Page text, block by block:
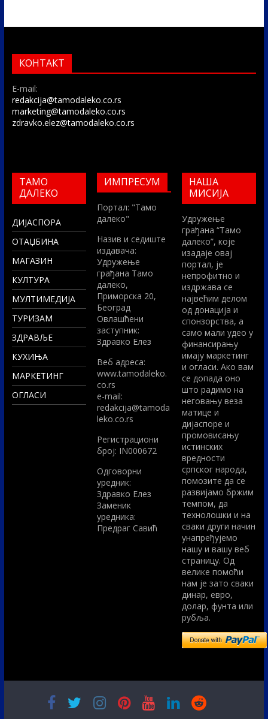
КОНТАКТ
E-mail:
redakcija@tamodaleko.co.rs
marketing@tamodaleko.co.rs
zdravko.elez@tamodaleko.co.rs
ТАМО
ДАЛЕКО
ДИЈАСПОРА
ОТАЏБИНА
МАГАЗИН
КУЛТУРА
МУЛТИМЕДИЈА
ТУРИЗАМ
ЗДРАВЉЕ
КУХИЊА
МАРКЕТИНГ
ОГЛАСИ
ИМПРЕСУМ
Портал: "Тамо
далеко"
Назив и седиште
издавача:
Удружење
грађана Тамо
далеко,
Приморска 20,
Београд
Овлашћени
заступник:
Здравко Елез
Вeб адреса:
www.tamodaleko.
co.rs
e-mail:
redakcija@tamoda
leko.co.rs
Регистрациони
број: IN000672
Одговорни
уредник:
Здравко Елез
Заменик
уредника:
Предраг Савић
НАША
МИСИЈА
Удружење
грађана “Тамо
далеко”, које
изадаје овај
портал, је
непрофитно и
издржава се
највећим делом
од донација и
спонзорства, а
само мали удео у
финансирању
имају маркетинг
и огласи. Ако вам
се допада оно
што радимо на
неговању веза
матице и
дијаспоре и
промовисању
истинских
вредности
српског народа,
помозите да се
развијамо бржим
темпом, да
технолошки и на
сваки други начин
унапређујемо
нашу и вашу веб
страницу. Од
велике помоћи
нам је зато сваки
динар, евро,
долар, фунта или
рубља.